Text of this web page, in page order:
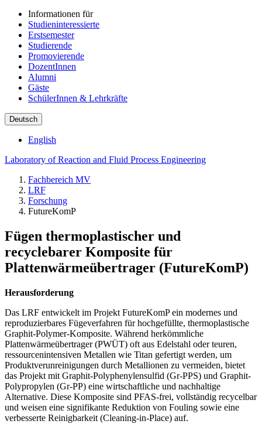
Informationen für
Studieninteressierte
Erstsemester
Studierende
Promovierende
DozentInnen
Alumni
Gäste
SchülerInnen & Lehrkräfte
Deutsch
English
Laboratory of Reaction and Fluid Process Engineering
Fachbereich MV
LRF
Forschung
FutureKomP
Fügen thermoplastischer und
recyclebarer Komposite für
Plattenwärmeübertrager (FutureKomP)
Herausforderung
Das LRF entwickelt im Projekt FutureKomP ein modernes und
reproduzierbares Fügeverfahren für hochgefüllte, thermoplastische
Graphit-Polymer-Komposite. Während herkömmliche
Plattenwärmeübertrager (PWÜT) oft aus Edelstahl oder teuren,
ressourcenintensiven Metallen wie Titan gefertigt werden, um
Produktverunreinigungen durch Metallionen zu vermeiden, bietet
das Projekt mit Graphit-Polyphenylensulfid (Gr-PPS) und Graphit-
Polypropylen (Gr-PP) eine wirtschaftliche und nachhaltige
Alternative. Diese Komposite sind PFAS-frei, vollständig recycelbar
und weisen eine signifikante Reduktion von Fouling sowie eine
verbesserte Reinigbarkeit (Cleaning-in-Place) auf.